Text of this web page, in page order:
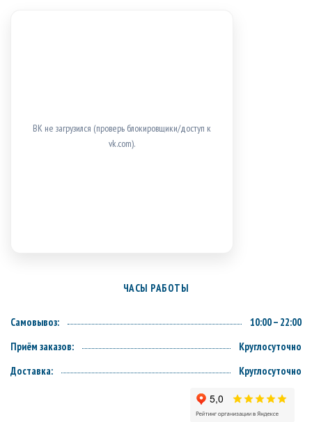
ВК не загрузился (проверь блокировщики/доступ к
vk.com).
ЧАСЫ РАБОТЫ
Самовывоз:
10:00 – 22:00
Приём заказов:
Круглосуточно
Доставка:
Круглосуточно